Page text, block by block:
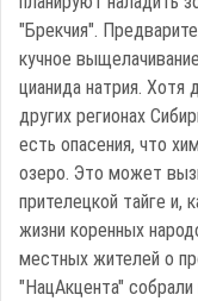
"Брекчия".
кучное
цианида натрия. Хотя
других регионах
есть опасения, что
озеро. Это может
прителецкой тайге и,
жизни коренных
местных жителей о
"НацАкцента"